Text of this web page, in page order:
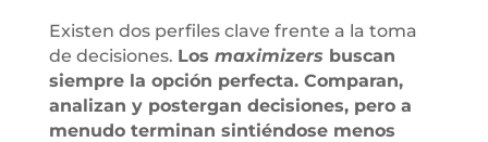
Existen dos perfiles clave frente a la toma
de decisiones. Los maximizers buscan
siempre la opción perfecta. Comparan,
analizan y postergan decisiones, pero a
menudo terminan sintiéndose menos